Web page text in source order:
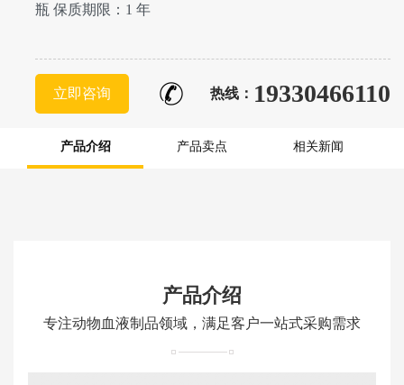
瓶 保质期限：1 年
立即咨询 热线： 19330466110
产品介绍 产品卖点 相关新闻
产品介绍
专注动物血液制品领域，满足客户一站式采购需求